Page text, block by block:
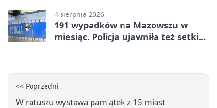
4 sierpnia 2026
191 wypadków na Mazowszu w
miesiąc. Policja ujawniła też setki
<< Poprzedni
W ratuszu wystawa pamiątek z 15 miast